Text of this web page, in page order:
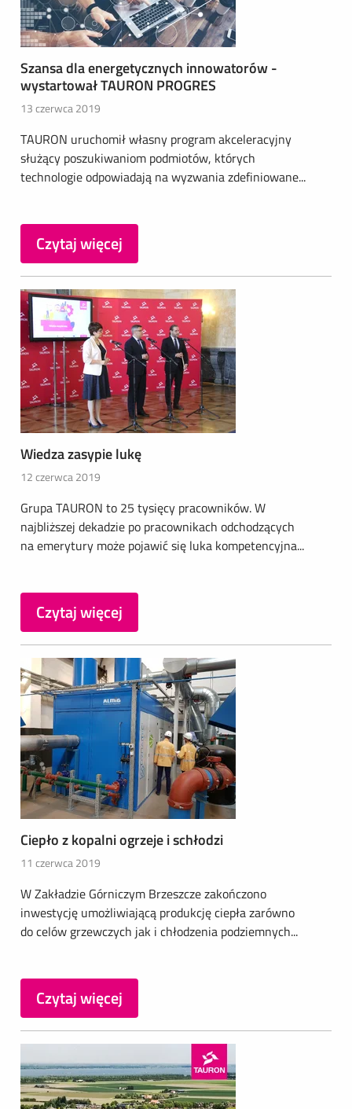
Szansa dla energetycznych innowatorów -
wystartował TAURON PROGRES
13 czerwca 2019
TAURON uruchomił własny program akceleracyjny
służący poszukiwaniom podmiotów, których
technologie odpowiadają na wyzwania zdefiniowane...
Czytaj więcej
Wiedza zasypie lukę
12 czerwca 2019
Grupa TAURON to 25 tysięcy pracowników. W
najbliższej dekadzie po pracownikach odchodzących
na emerytury może pojawić się luka kompetencyjna...
Czytaj więcej
Ciepło z kopalni ogrzeje i schłodzi
11 czerwca 2019
W Zakładzie Górniczym Brzeszcze zakończono
inwestycję umożliwiającą produkcję ciepła zarówno
do celów grzewczych jak i chłodzenia podziemnych...
Czytaj więcej